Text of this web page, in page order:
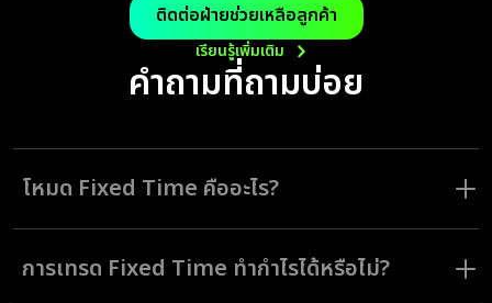
ติดต่อฝ่ายช่วยเหลือลูกค้า
เรียนรู้เพิ่มเติม
คำถามที่ถามบ่อย
โหมด Fixed Time คืออะไร?
โหมด Fixed Time (FT) เป็นโหมดการเทรดที่ช่วยให้นักเทรดสามารถเทรดใน
ระยะเวลาที่ตั้งค่าไว้ล่วงหน้า ซึ่งสามารถตั้งเวลาสั้นหรือยาวได้ตามต้องการจาก
5 วินาทีจนถึงระยะเวลาสูงสุดที่ 1 เดือน
การเทรด Fixed Time ทำกำไรได้หรือไม่?